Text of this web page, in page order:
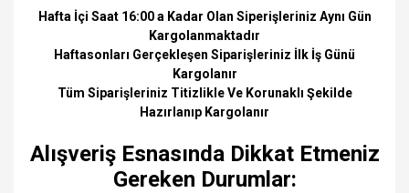
Hafta İçi Saat 16:00 a Kadar Olan Siperişleriniz Aynı Gün
Kargolanmaktadır
Haftasonları Gerçekleşen Siparişleriniz İlk İş Günü
Kargolanır
Tüm Siparişleriniz Titizlikle Ve Korunaklı Şekilde
Hazırlanıp Kargolanır
Alışveriş Esnasında Dikkat Etmeniz
Gereken Durumlar: